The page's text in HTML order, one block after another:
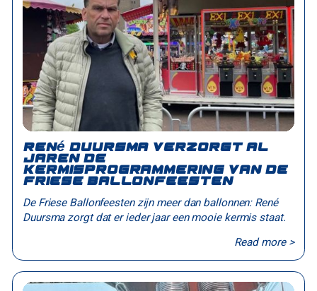
René Duursma verzorgt al
jaren de
kermisprogrammering van de
Friese Ballonfeesten
De Friese Ballonfeesten zijn meer dan ballonnen: René
Duursma zorgt dat er ieder jaar een mooie kermis staat.
Read more >